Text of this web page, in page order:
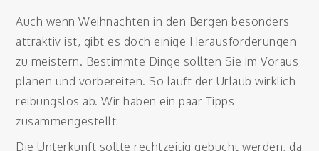
Auch wenn Weihnachten in den Bergen besonders
attraktiv ist, gibt es doch einige Herausforderungen
zu meistern. Bestimmte Dinge sollten Sie im Voraus
planen und vorbereiten. So läuft der Urlaub wirklich
reibungslos ab. Wir haben ein paar Tipps
zusammengestellt:
Die Unterkunft sollte rechtzeitig gebucht werden, da